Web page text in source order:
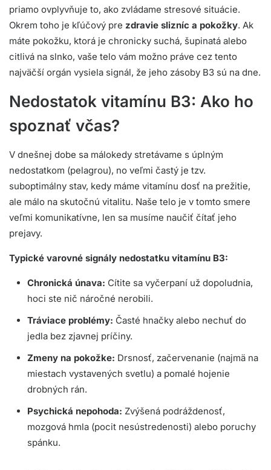
priamo ovplyvňuje to, ako zvládame stresové situácie.
Okrem toho je kľúčový pre zdravie slizníc a pokožky. Ak
máte pokožku, ktorá je chronicky suchá, šupinatá alebo
citlivá na slnko, vaše telo vám možno práve cez tento
najväčší orgán vysiela signál, že jeho zásoby B3 sú na dne.
Nedostatok vitamínu B3: Ako ho
spoznať včas?
V dnešnej dobe sa málokedy stretávame s úplným
nedostatkom (pelagrou), no veľmi častý je tzv.
suboptimálny stav, kedy máme vitamínu dosť na prežitie,
ale málo na skutočnú vitalitu. Naše telo je v tomto smere
veľmi komunikatívne, len sa musíme naučiť čítať jeho
prejavy.
Typické varovné signály nedostatku vitamínu B3:
Chronická únava: Cítite sa vyčerpaní už dopoludnia,
hoci ste nič náročné nerobili.
Tráviace problémy: Časté hnačky alebo nechuť do
jedla bez zjavnej príčiny.
Zmeny na pokožke: Drsnosť, začervenanie (najmä na
miestach vystavených svetlu) a pomalé hojenie
drobných rán.
Psychická nepohoda: Zvýšená podráždenosť,
mozgová hmla (pocit nesústredenosti) alebo poruchy
spánku.